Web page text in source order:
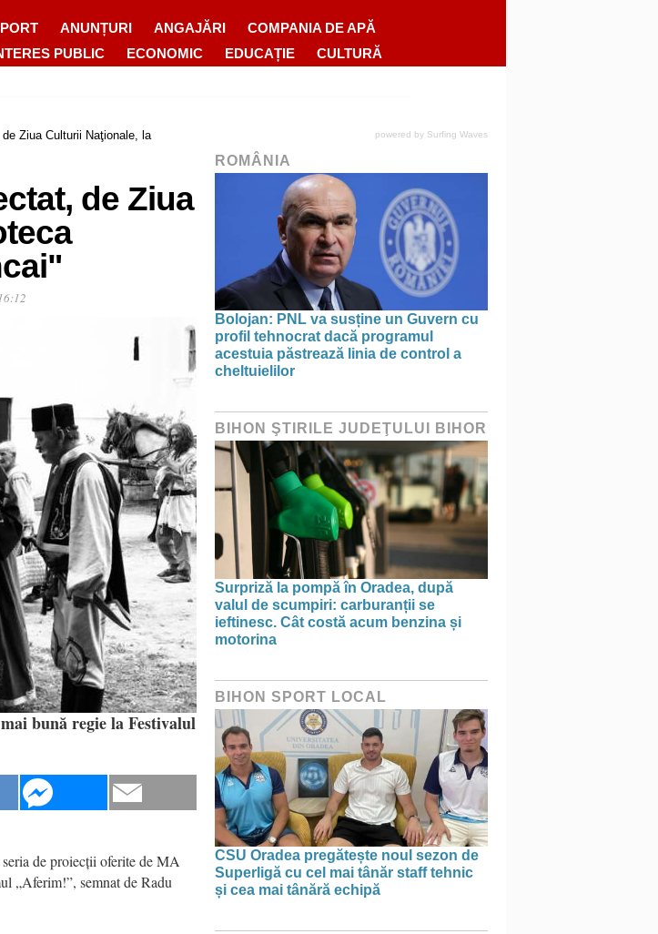
ANUNȚURI ANGAJĂRI
COMPANIA DE APĂ
PUBLIC ECONOMIC EDUCAȚIE CULTURĂ
Ziua Culturii Naţionale, la
de Ziua
bună regie la Festivalul
de proiecții oferite de MA
„Aferim!”, semnat de Radu
powered by Surfing Waves
ROMÂNIA
Bolojan: PNL va susține un Guvern cu
profil tehnocrat dacă programul
acestuia păstrează linia de control a
cheltuielilor
BIHON ŞTIRILE JUDEŢULUI BIHOR
Surpriză la pompă în Oradea, după
valul de scumpiri: carburanții se
ieftinesc. Cât costă acum benzina și
motorina
BIHON SPORT LOCAL
CSU Oradea pregătește noul sezon de
Superligă cu cel mai tânăr staff tehnic
și cea mai tânără echipă